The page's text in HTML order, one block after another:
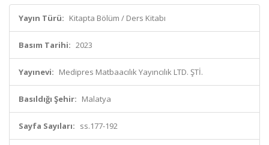
Yayın Türü: Kitapta Bölüm / Ders Kitabı
Basım Tarihi: 2023
Yayınevi: Medipres Matbaacılık Yayıncılık LTD. ŞTİ.
Basıldığı Şehir: Malatya
Sayfa Sayıları: ss.177-192